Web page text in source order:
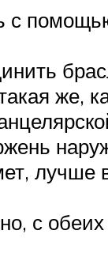
с
же,
лучше
с